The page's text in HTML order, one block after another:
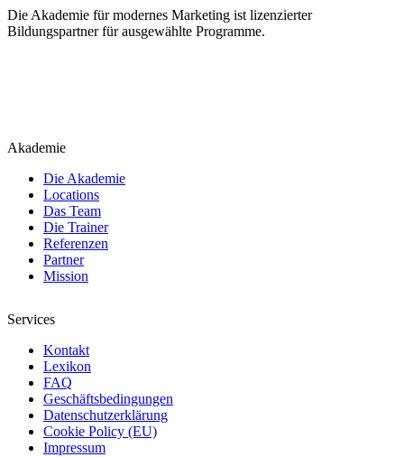
Die Akademie für modernes Marketing ist lizenzierter
Bildungspartner für ausgewählte Programme.
Akademie
Die Akademie
Locations
Das Team
Die Trainer
Referenzen
Partner
Mission
Services
Kontakt
Lexikon
FAQ
Geschäftsbedingungen
Datenschutzerklärung
Cookie Policy (EU)
Impressum